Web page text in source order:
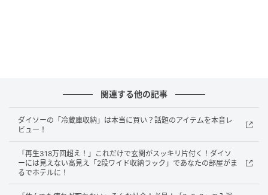
掘削（くっさく）技術の向上により、かつては温泉が
なかった平野部でも源泉が開発されるようになったこ
とが、長期的な増加の背景にあるとされます。
年間延べ1億人以上が温泉宿泊を利用
源泉の数だけでなく、利用規模も際立ちます。
関連する他の記事
ダイソーの「冷蔵庫収納」は本当に買い？話題のアイテムを本音レ
ビュー！
「再生318万回超え！」これだけで玄関がスッキリ片付く！ダイソ
ーには見えない高見え「2段ワイド収納ラック」であなたの部屋がま
るでホテルに！